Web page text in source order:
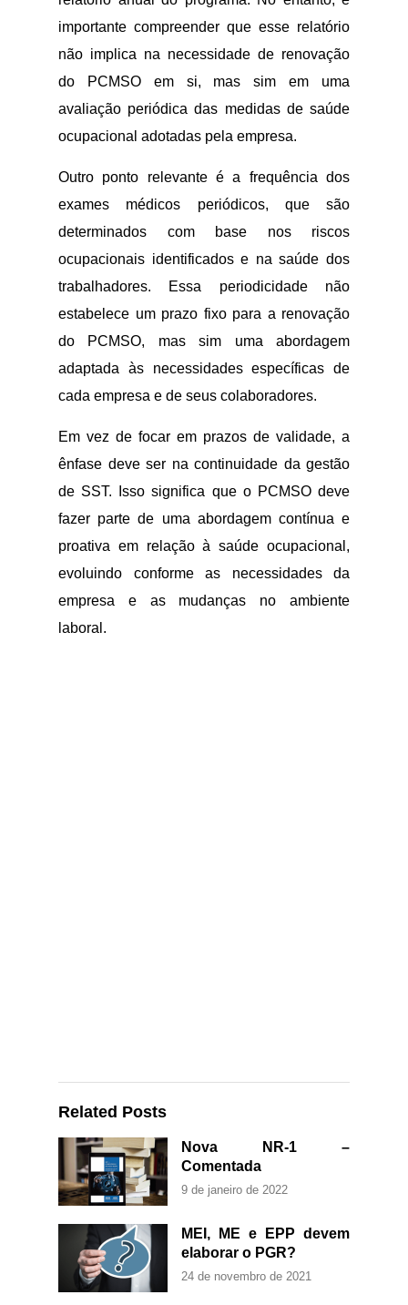
importante compreender que esse relatório
não implica na necessidade de renovação
do PCMSO em si, mas sim em uma
avaliação periódica das medidas de saúde
ocupacional adotadas pela empresa.
Outro ponto relevante é a frequência dos
exames médicos periódicos, que são
determinados com base nos riscos
ocupacionais identificados e na saúde dos
trabalhadores. Essa periodicidade não
estabelece um prazo fixo para a renovação
do PCMSO, mas sim uma abordagem
adaptada às necessidades específicas de
cada empresa e de seus colaboradores.
Em vez de focar em prazos de validade, a
ênfase deve ser na continuidade da gestão
de SST. Isso significa que o PCMSO deve
fazer parte de uma abordagem contínua e
proativa em relação à saúde ocupacional,
evoluindo conforme as necessidades da
empresa e as mudanças no ambiente
laboral.
Related Posts
Nova NR-1 –
Comentada
9 de janeiro de 2022
MEI, ME e EPP devem
elaborar o PGR?
24 de novembro de 2021